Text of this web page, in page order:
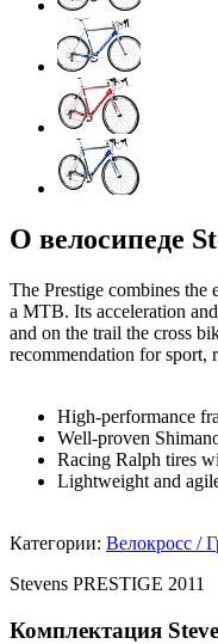
О велосипеде
The Prestige combines the
a MTB. Its acceleration
and on the trail the cross
recommendation for sport,
High-performance
Well-proven
Racing Ralph tires
Lightweight and
Категории: Велокросс /
Stevens PRESTIGE 2011
Комплектация